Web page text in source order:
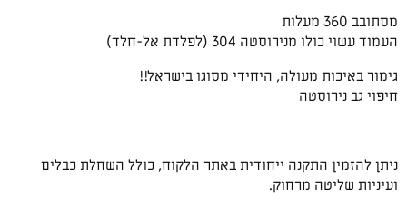
מסתובב 360 מעלות
העמוד עשוי כולו מנירוסטה 304 (לפלדת אל-חלד)
גימור באיכות מעולה, היחידי מסוגו בישראל!!
חיפוי גב נירוסטה
ניתן להזמין התקנה ייחודית באתר הלקוח, כולל השחלת כבלים
ועיניות שליטה מרחוק.